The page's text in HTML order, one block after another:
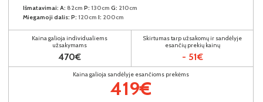
Išmatavimai: A: 82cm P: 130cm G: 210cm
Miegamoji dalis: P: 120cm I: 200cm
Kaina galioja individualiems
užsakymams
470€
Skirtumas tarp užsakomų ir sandėlyje
esančių prekių kainų
- 51€
Kaina galioja sandėlyje esančioms prekėms
419€